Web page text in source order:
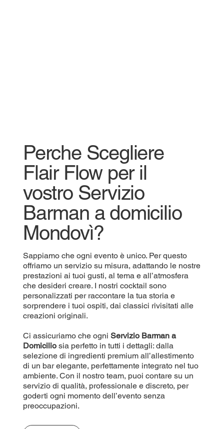
Perche Scegliere
Flair Flow per il
vostro Servizio
Barman a domicilio
Mondovì?
Sappiamo che ogni evento è unico. Per questo
offriamo un servizio su misura, adattando le nostre
prestazioni ai tuoi gusti, al tema e all’atmosfera
che desideri creare. I nostri cocktail sono
personalizzati per raccontare la tua storia e
sorprendere i tuoi ospiti, dai classici rivisitati alle
creazioni originali.
Ci assicuriamo che ogni Servizio Barman a
Domiciliosia perfetto in tutti i dettagli: dalla
selezione di ingredienti premium all’allestimento
di un bar elegante, perfettamente integrato nel tuo
ambiente. Con il nostro team, puoi contare su un
servizio di qualità, professionale e discreto, per
goderti ogni momento dell’evento senza
preoccupazioni.